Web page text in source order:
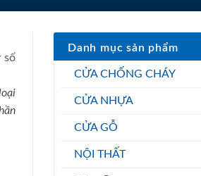
số
Danh mục sản phẩm
CỬA CHỐNG CHÁY
CỬA NHỰA
CỬA GỖ
NỘI THẤT